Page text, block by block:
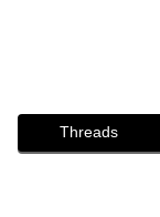
Threads